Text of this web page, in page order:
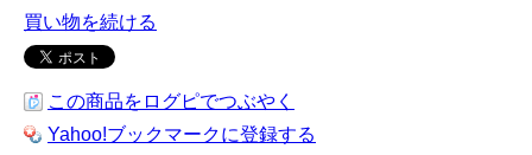
買い物を続ける
この商品をログピでつぶやく
Yahoo!ブックマークに登録する